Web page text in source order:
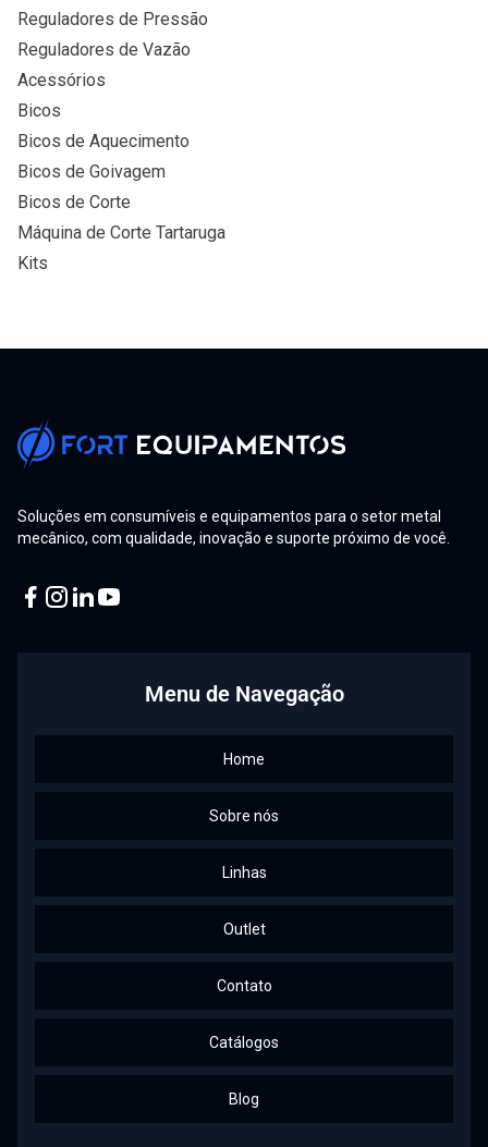
Reguladores de Pressão
Reguladores de Vazão
Acessórios
Bicos
Bicos de Aquecimento
Bicos de Goivagem
Bicos de Corte
Máquina de Corte Tartaruga
Kits
Soluções em consumíveis e equipamentos para o setor metal
mecânico, com qualidade, inovação e suporte próximo de você.
Menu de Navegação
Home
Sobre nós
Linhas
Outlet
Contato
Catálogos
Blog